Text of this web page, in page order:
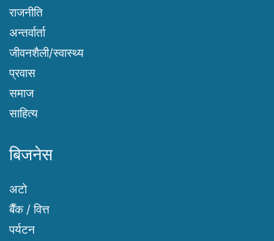
राजनीति
अन्तर्वार्ता
जीवनशैली/स्वास्थ्य
प्रवास
समाज
साहित्य
बिजनेस
अटो
बैँक / वित्त
पर्यटन